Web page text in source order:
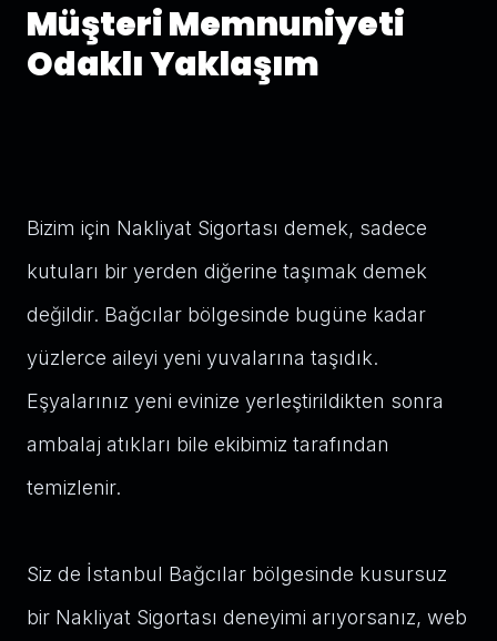
Müşteri Memnuniyeti
Odaklı Yaklaşım
Bizim için Nakliyat Sigortası demek, sadece
kutuları bir yerden diğerine taşımak demek
değildir. Bağcılar bölgesinde bugüne kadar
yüzlerce aileyi yeni yuvalarına taşıdık.
Eşyalarınız yeni evinize yerleştirildikten sonra
ambalaj atıkları bile ekibimiz tarafından
temizlenir.
Siz de İstanbul Bağcılar bölgesinde kusursuz
bir Nakliyat Sigortası deneyimi arıyorsanız, web